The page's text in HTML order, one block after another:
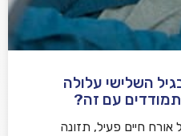
השלישי עלולה
עם זה?
חיים פעיל, תזונה